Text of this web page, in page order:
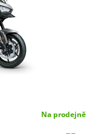
Na prodejně